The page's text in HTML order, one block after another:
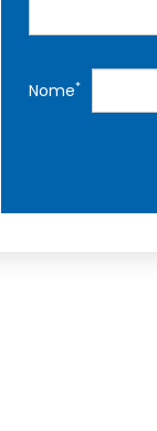
Nome*